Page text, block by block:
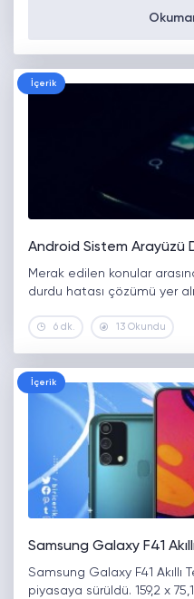
İçerik
Android Sistem Arayüzü
Merak edilen konular
durdu hatası çözümü yer
6 dk. 13 Okundu
İçerik
Samsung Galaxy F41
Samsung Galaxy F41 Akıllı
piyasaya sürüldü. 159,2 x 75,1